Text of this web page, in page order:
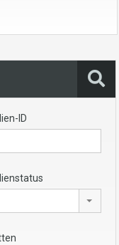
ID